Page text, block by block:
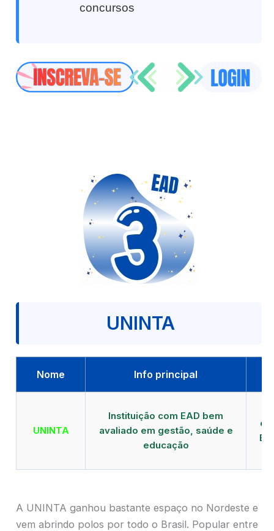
concursos
UNINTA
Nome Info principal
UNINTA
Instituição com EAD bem
avaliado em gestão, saúde e
educação
A UNINTA ganhou bastante espaço no Nordeste e
vem abrindo polos por todo o Brasil. Popular entre